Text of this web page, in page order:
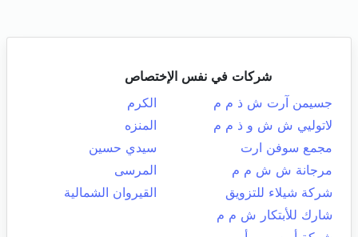
شركات في نفس الإختصاص
جسيمن آرت ش ذ م م
الكرم
لاتوليي ش ش و ذ م م
المنزه
مجمع سوفن ارت
سيدي حسين
مرجانة ش ش م م
المرسى
شركة شيلاء للتزويق
القيروان الشمالية
شارك للأبتكار ش م م